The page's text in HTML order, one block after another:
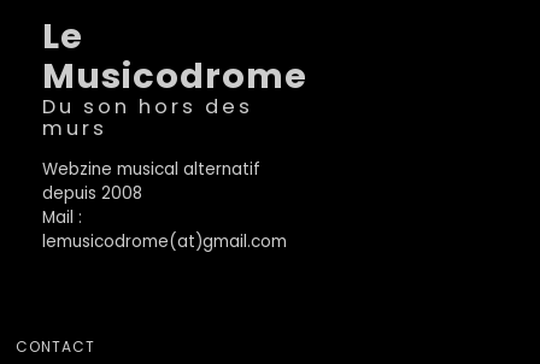
Le
Musicodrome
Du son hors des
murs
Webzine musical alternatif
depuis 2008
Mail :
lemusicodrome(at)gmail.com
CONTACT